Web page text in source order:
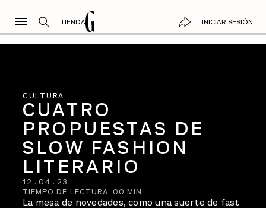
TIENDA INICIAR SESIÓN
CULTURA
CUATRO
PROPUESTAS DE
SLOW FASHION
LITERARIO
12 . 04 . 23
TIEMPO DE LECTURA: 00 MIN
La mesa de novedades, como una suerte de fast